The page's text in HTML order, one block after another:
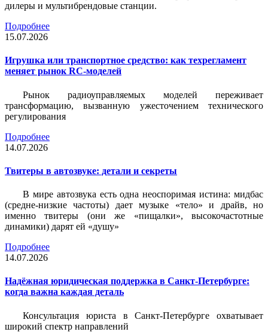
дилеры и мультибрендовые станции.
Подробнее
15.07.2026
Игрушка или транспортное средство: как техрегламент
меняет рынок RC-моделей
Рынок радиоуправляемых моделей переживает
трансформацию, вызванную ужесточением технического
регулирования
Подробнее
14.07.2026
Твитеры в автозвуке: детали и секреты
В мире автозвука есть одна неоспоримая истина: мидбас
(средне-низкие частоты) дает музыке «тело» и драйв, но
именно твитеры (они же «пищалки», высокочастотные
динамики) дарят ей «душу»
Подробнее
14.07.2026
Надёжная юридическая поддержка в Санкт-Петербурге:
когда важна каждая деталь
Консультация юриста в Санкт-Петербурге охватывает
широкий спектр направлений